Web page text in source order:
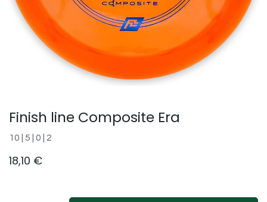
Finish line Composite Era
10 | 5 | 0 | 2
18,10 €